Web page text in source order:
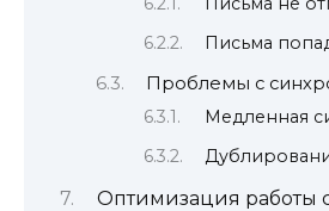
Письма
Проблемы с
Медленная
Оптимизация работы